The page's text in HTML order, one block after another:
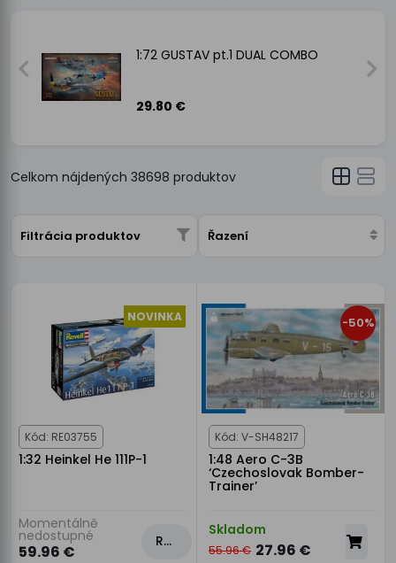
1:72 GUSTAV pt.1 DUAL COMBO
29.80 €
Celkom nájdených 38698 produktov
Filtrácia produktov Řazení
NOVINKA
Kód: RE03755
1:32 Heinkel He 111P-1
Momentálně
nedostupné
59.96 €
Rezervovat
-50%
Kód: V-SH48217
1:48 Aero C-3B
‘Czechoslovak Bomber-
Trainer’
Skladom
55.96 € 27.96 €